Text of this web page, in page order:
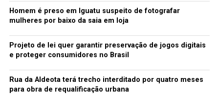
Homem é preso em Iguatu suspeito de fotografar
mulheres por baixo da saia em loja
Projeto de lei quer garantir preservação de jogos digitais
e proteger consumidores no Brasil
Rua da Aldeota terá trecho interditado por quatro meses
para obra de requalificação urbana